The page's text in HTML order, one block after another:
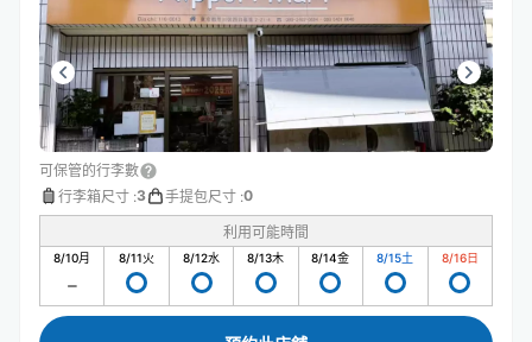
可保管的行李數
行李箱尺寸 :3 手提包尺寸 :0
利用可能時間
8/10月 8/11火 8/12水 8/13木 8/14金 8/15土 8/16日